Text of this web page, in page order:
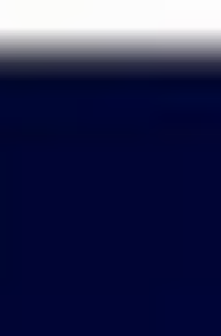
contenu